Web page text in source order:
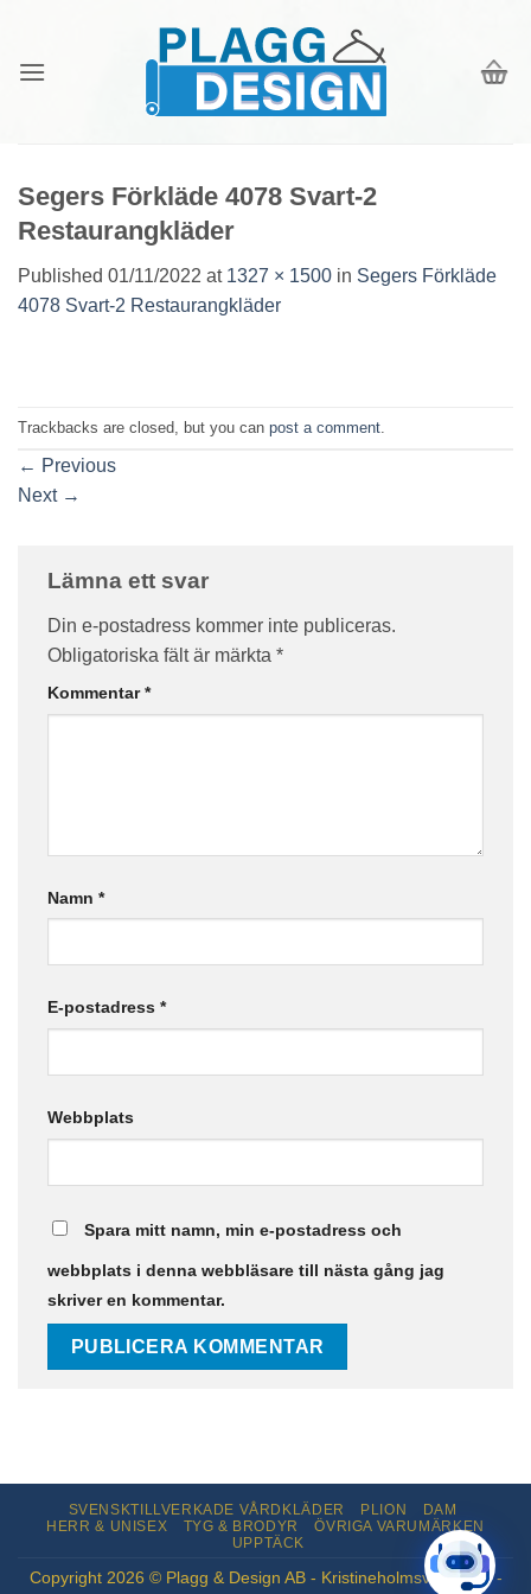
content
Segers Förkläde 4078 Svart-2
Restaurangkläder
Published 01/11/2022 at 1327 × 1500 in Segers Förkläde
4078 Svart-2 Restaurangkläder
Trackbacks are closed, but you can post a comment
← Previous
Next →
Lämna ett svar
Din e-postadress kommer inte publiceras.
Obligatoriska fält är märkta *
Kommentar*
Namn *
E-postadress *
Webbplats
Spara mitt namn, min e-postadress och
webbplats i denna webbläsare till nästa gång jag
skriver en kommentar.
SVENSKTILLVERKADE VÅRDKLÄDER PLION
DAM
HERR & UNISEX
TYG & BRODYR
ÖVRIGA VARUMÄRKEN
UPPTÄCK
Copyright 2026 © Plagg & Design AB - Kristineholmsvägen 12 -